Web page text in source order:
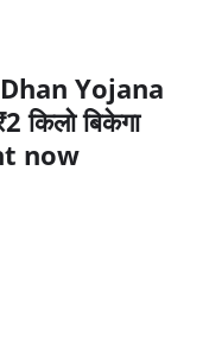
Yojana
किलो बिकेगा
now